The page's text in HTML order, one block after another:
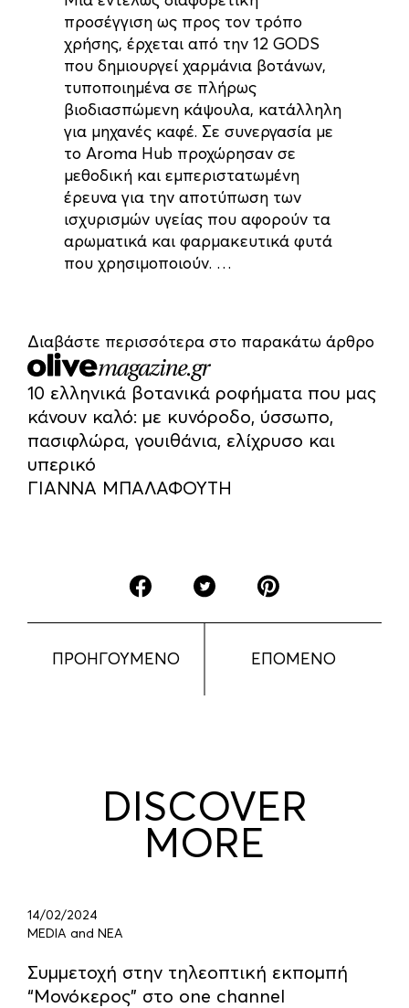
προσέγγιση ως προς τον τρόπο
χρήσης, έρχεται από την 12 GODS
που δημιουργεί χαρμάνια βοτάνων,
τυποποιημένα σε πλήρως
βιοδιασπώμενη κάψουλα, κατάλληλη
για μηχανές καφέ. Σε συνεργασία με
το Aroma Hub προχώρησαν σε
μεθοδική και εμπεριστατωμένη
έρευνα για την αποτύπωση των
ισχυρισμών υγείας που αφορούν τα
αρωματικά και φαρμακευτικά φυτά
που χρησιμοποιούν. …
Διαβάστε περισσότερα στο παρακάτω άρθρο
10 ελληνικά βοτανικά ροφήματα που μας
κάνουν καλό: με κυνόροδο, ύσσωπο,
πασιφλώρα, γουιθάνια, ελίχρυσο και
υπερικό
ΓΙΑΝΝΑ ΜΠΑΛΑΦΟΥΤΗ
ΠΡΟΗΓΟΥΜΕΝΟ ΕΠΟΜΕΝΟ
DISCOVER
MORE
14/02/2024
MEDIA and ΝΕΑ
Συμμετοχή στην τηλεοπτική εκπομπή
“Μονόκερος” στο one channel